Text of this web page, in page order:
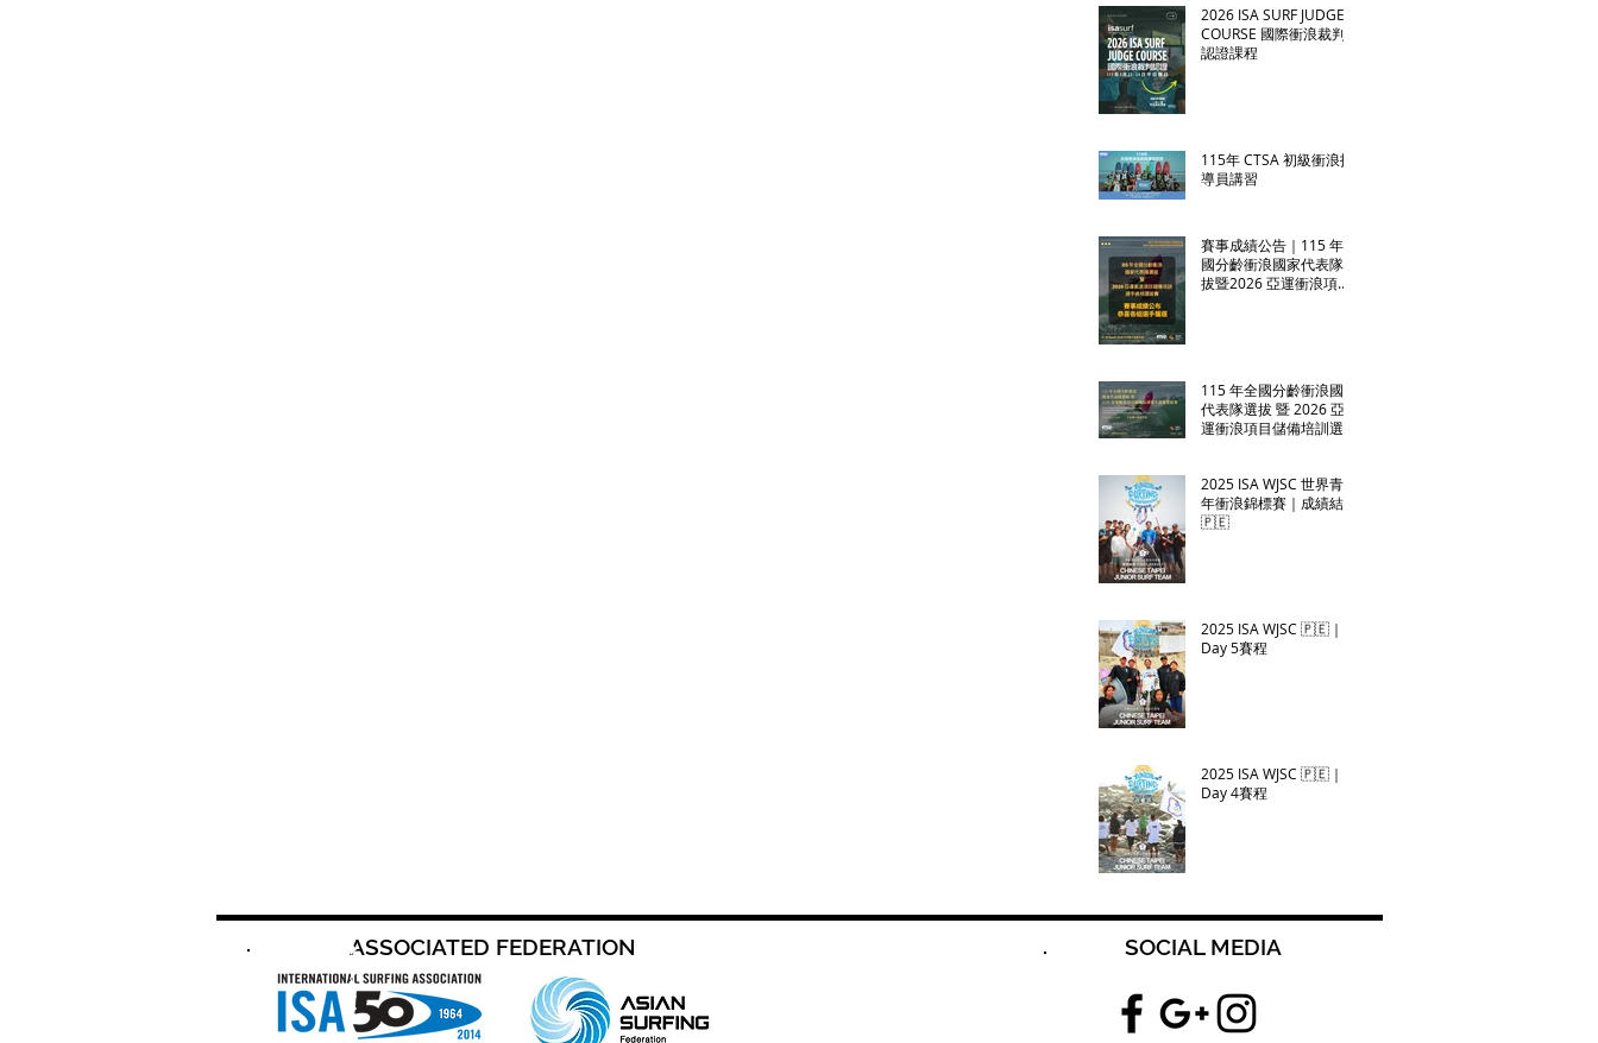
2026 ISA SURF JUDGE
COURSE 國際衝浪裁判
認證課程
115年 CTSA 初級衝浪指
導員講習
賽事成績公告｜115 年全
國分齡衝浪國家代表隊選
拔暨2026 亞運衝浪項目
115 年全國分齡衝浪國家
代表隊選拔 暨 2026 亞
運衝浪項目儲備培訓選手
2025 ISA WJSC 世界青少
年衝浪錦標賽｜成績結算
🇵🇪
2025 ISA WJSC 🇵🇪｜
Day 5賽程
2025 ISA WJSC 🇵🇪｜
Day 4賽程
ASSOCIATED FEDERATION SOCIAL MEDIA